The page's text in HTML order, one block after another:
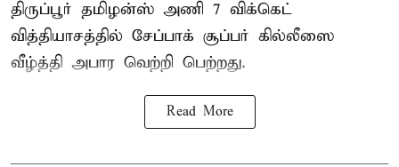
திருப்பூர் தமிழன்ஸ் அணி 7 விக்கெட்
வித்தியாசத்தில் சேப்பாக் சூப்பர் கில்லீஸை
வீழ்த்தி அபார வெற்றி பெற்றது.
Read More